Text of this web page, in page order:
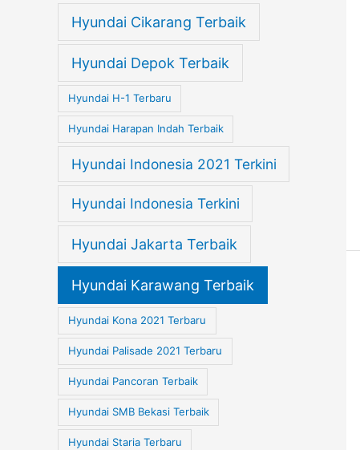
Hyundai Cikarang Terbaik
Hyundai Depok Terbaik
Hyundai H-1 Terbaru
Hyundai Harapan Indah Terbaik
Hyundai Indonesia 2021 Terkini
Hyundai Indonesia Terkini
Hyundai Jakarta Terbaik
Hyundai Karawang Terbaik
Hyundai Kona 2021 Terbaru
Hyundai Palisade 2021 Terbaru
Hyundai Pancoran Terbaik
Hyundai SMB Bekasi Terbaik
Hyundai Staria Terbaru